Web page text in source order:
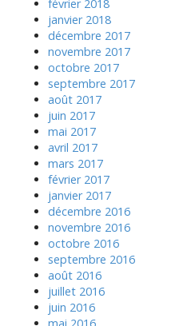
février 2018
janvier 2018
décembre 2017
novembre 2017
octobre 2017
septembre 2017
août 2017
juin 2017
mai 2017
avril 2017
mars 2017
février 2017
janvier 2017
décembre 2016
novembre 2016
octobre 2016
septembre 2016
août 2016
juillet 2016
juin 2016